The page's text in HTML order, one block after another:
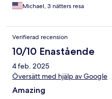
Michael, 3 nätters resa
Verifierad recension
10/10 Enastående
4 feb. 2025
Översätt med hjälp av Google
Amazing